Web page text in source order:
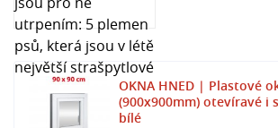
OKNA HNED | Plastové
(900x900mm) otevíravé i
bílé